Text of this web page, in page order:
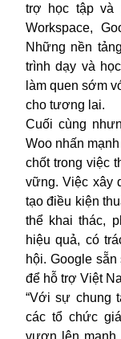
trợ học tập và
Workspace,
Những nền
trình dạy và
làm quen sớm
cho tương lai.
Cuối cùng
Woo nhấn
chốt trong việc
vững. Việc xây
tạo điều kiện
thể khai thác,
hiệu quả, có
hội. Google
để hỗ trợ Việt
“Với sự chung
các tổ chức
vươn lên mạnh